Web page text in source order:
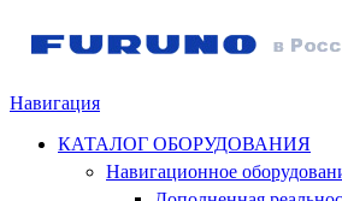
Навигация
КАТАЛОГ ОБОРУДОВАНИЯ
Навигационное